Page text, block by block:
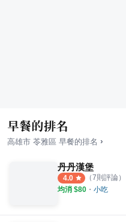
早餐的排名
高雄市 苓雅區 早餐的排名 ›
丹丹漢堡
4.0 （7則評論）
均消 $80 ・ 小吃